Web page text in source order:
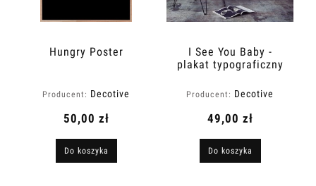
Hungry Poster
Producent: Decotive
50,00 zł
Do koszyka
I See You Baby -
plakat typograficzny
Producent: Decotive
49,00 zł
Do koszyka